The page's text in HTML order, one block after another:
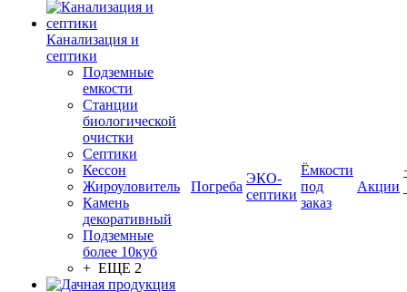
Канализация и
септики
Подземные
емкости
Станции
биологической
очистки
Септики
Кессон
Жироуловитель
Камень
декоративный
Подземные
более 10куб
+ ЕЩЕ 2
Погреба
ЭКО-
септики
Ёмкости
под
заказ
Акции